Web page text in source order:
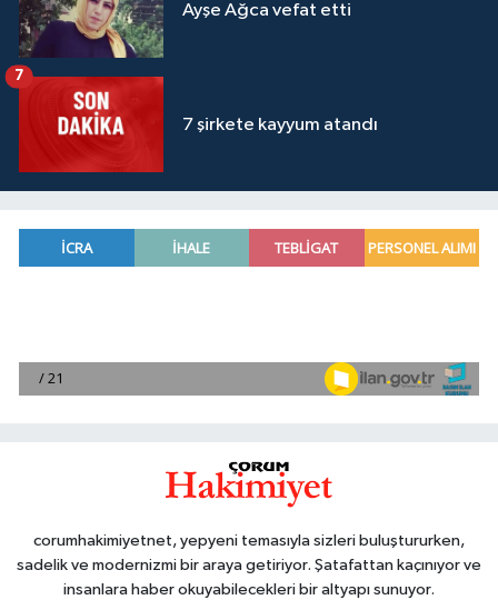
Ayşe Ağca vefat etti
7 şirkete kayyum atandı
7
corumhakimiyetnet, yepyeni temasıyla sizleri buluştururken,
sadelik ve modernizmi bir araya getiriyor. Şatafattan kaçınıyor ve
insanlara haber okuyabilecekleri bir altyapı sunuyor.